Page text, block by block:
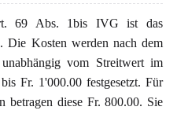
69 Abs. 1bis IVG ist das
Die Kosten werden nach dem
vom Streitwert im
Fr. 1'000.00 festgesetzt. Für
betragen diese Fr. 800.00. Sie